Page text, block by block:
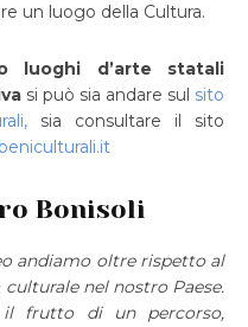
un luogo della Cultura.
luoghi d’arte statali
si può sia andare sul sito
sia consultare il sito
Bonisoli
andiamo oltre rispetto al
nel nostro Paese.
il frutto di un percorso,